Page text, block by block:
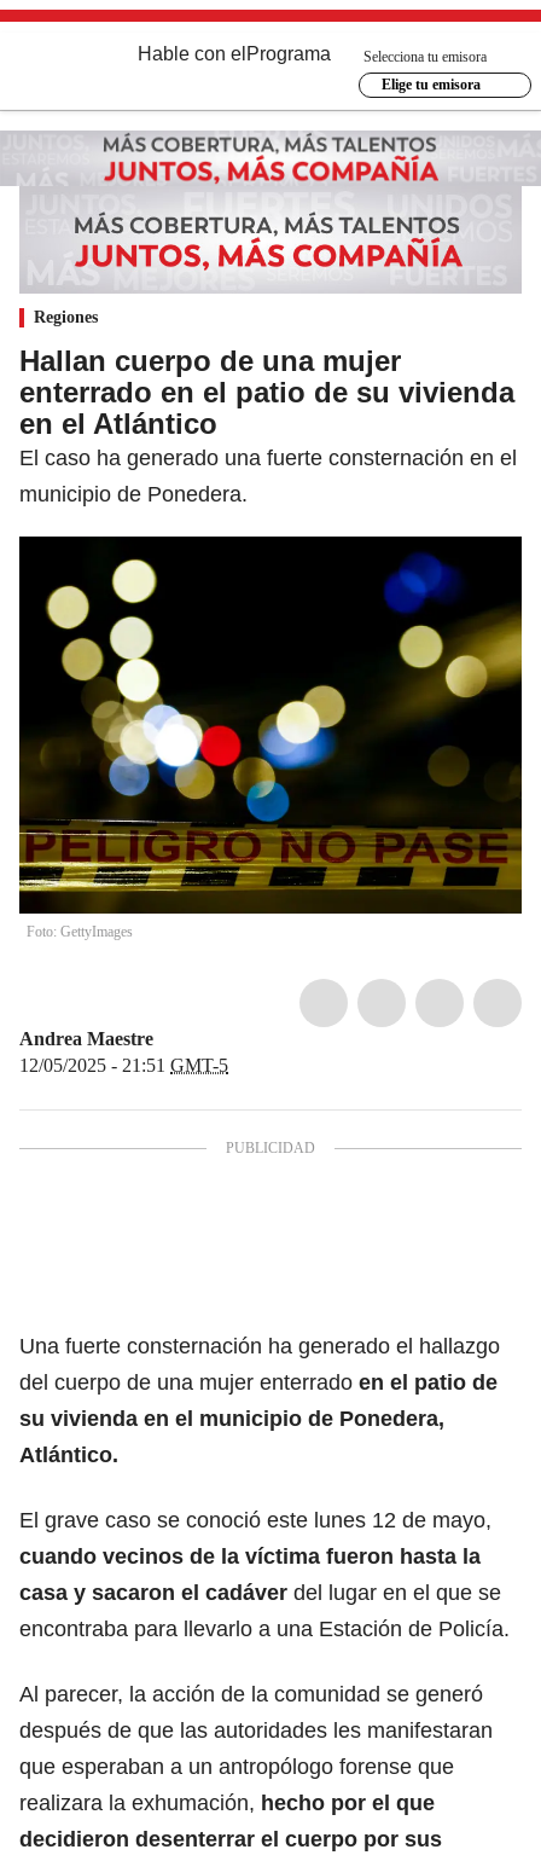
Hable con el Programa
Selecciona tu emisora
Elige tu emisora
Regiones
Hallan cuerpo de una mujer
enterrado en el patio de su vivienda
en el Atlántico
El caso ha generado una fuerte consternación en el
municipio de Ponedera.
Foto: GettyImages
Andrea Maestre
12/05/2025 - 21:51 GMT-5
Una fuerte consternación ha generado el hallazgo
del cuerpo de una mujer enterrado en el patio de
su vivienda en el municipio de Ponedera,
Atlántico.
El grave caso se conoció este lunes 12 de mayo,
cuando vecinos de la víctima fueron hasta la
casa y sacaron el cadáver del lugar en el que se
encontraba para llevarlo a una Estación de Policía.
Al parecer, la acción de la comunidad se generó
después de que las autoridades les manifestaran
que esperaban a un antropólogo forense que
realizara la exhumación, hecho por el que
decidieron desenterrar el cuerpo por sus